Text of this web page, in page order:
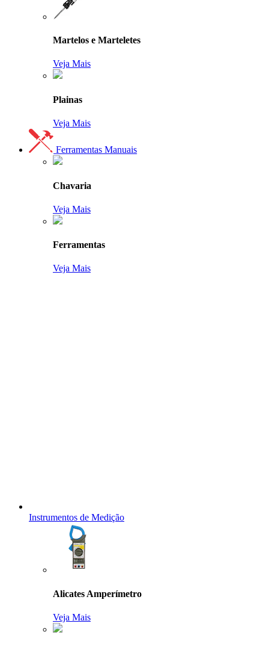
Martelos e Marteletes
Veja Mais
Plainas
Veja Mais
Ferramentas Manuais
Chavaria
Veja Mais
Ferramentas
Veja Mais
Instrumentos de Medição
Alicates Amperímetro
Veja Mais